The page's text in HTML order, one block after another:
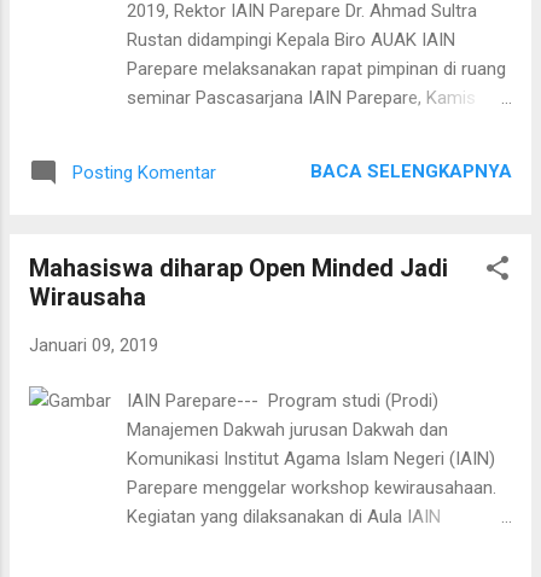
Pas foto berwarna ukuran 3x4 (2 lembar) 4.5 Berkas dibuat 2
rangkap 4.6 Berkas dimasukkan dalam map plastik warna
biru untuk laki-laki ...
2019, Rektor IAIN Parepare Dr. Ahmad Sultra
Rustan didampingi Kepala Biro AUAK IAIN
Parepare melaksanakan rapat pimpinan di ruang
seminar Pascasarjana IAIN Parepare, Kamis
Kepala unit-unit serta para penanggungjawab
Umum, Akademik dan Keuangan (AUAK) IAIN
Parepare, Hj. Musyarafah mengungkapkan
penguatan visi dan misi serta sadar atas
serta kewajiban bersama demi melakukan
amanah yang diberikan kepada kita semua,"
ucap Musyarafah. Rektor IAIN Parepare, Dr.
Ahmad Sultra Rustan menekankan penggunaan
anggaran tahun 2019 akan digunakan secara
Posting Komentar BACA SELENGKAPNYA
Mahasiswa diharap Open Minded Jadi
Wirausaha
Januari 09, 2019
IAIN Parepare--- Program studi (Prodi)
Manajemen Dakwah jurusan Dakwah dan
Komunikasi Institut Agama Islam Negeri (IAIN)
Parepare menggelar workshop kewirausahaan.
Kegiatan yang dilaksanakan di Aula IAIN